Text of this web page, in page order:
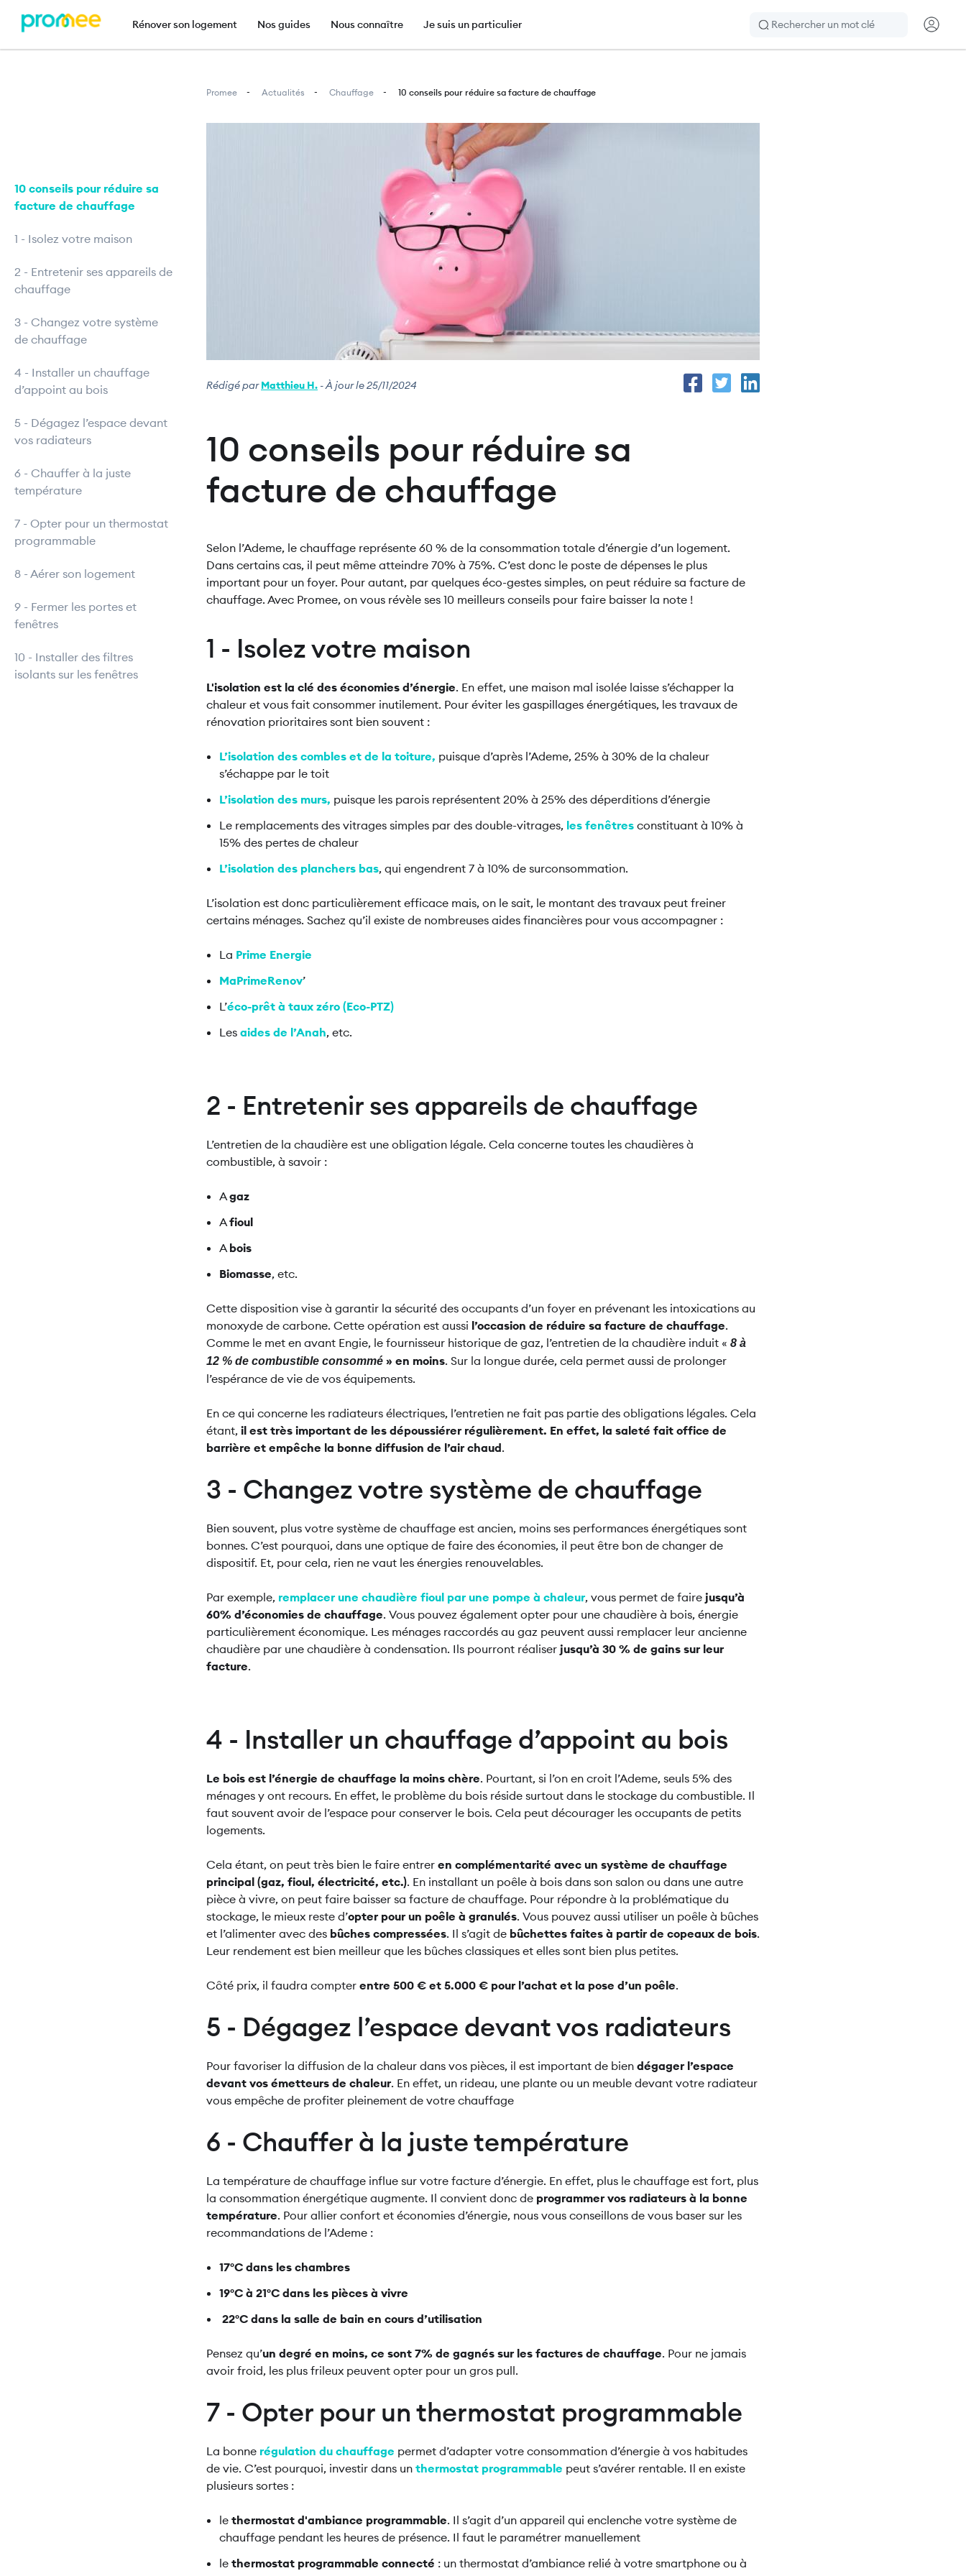
au
principal
Navigation principale
Rénover son logement Nos guides Nous connaître Je suis un particulier Rechercher
CTA
10 conseils pour réduire sa
facture de chauffage
1 - Isolez votre maison
2 - Entretenir ses appareils de
chauffage
3 - Changez votre système
de chauffage
4 - Installer un chauffage
d’appoint au bois
5 - Dégagez l’espace devant
vos radiateurs
6 - Chauffer à la juste
température
7 - Opter pour un thermostat
programmable
8 - Aérer son logement
9 - Fermer les portes et
fenêtres
10 - Installer des filtres
isolants sur les fenêtres
Promee Actualités Chauffage 10 conseils pour réduire sa facture de chauffage
Rédigé parMatthieu H. - À jour le 25/11/2024
10 conseils pour réduire sa
facture de chauffage
Selon l’Ademe, le chauffage représente 60 % de la consommation totale d’énergie d’un logement.
Dans certains cas, il peut même atteindre 70% à 75%. C’est donc le poste de dépenses le plus
important pour un foyer. Pour autant, par quelques éco-gestes simples, on peut réduire sa facture de
chauffage. Avec Promee, on vous révèle ses 10 meilleurs conseils pour faire baisser la note !
1 - Isolez votre maison
L'isolation est la clé des économies d’énergie. En effet, une maison mal isolée laisse s’échapper la
chaleur et vous fait consommer inutilement. Pour éviter les gaspillages énergétiques, les travaux de
rénovation prioritaires sont bien souvent :
L’isolation des combles et de la toiture, puisque d’après l’Ademe, 25% à 30% de la chaleur
s’échappe par le toit
L’isolation des murs, puisque les parois représentent 20% à 25% des déperditions d’énergie
Le remplacements des vitrages simples par des double-vitrages, les fenêtres constituant à 10% à
15% des pertes de chaleur
L’isolation des planchers bas, qui engendrent 7 à 10% de surconsommation.
L’isolation est donc particulièrement efficace mais, on le sait, le montant des travaux peut freiner
certains ménages. Sachez qu’il existe de nombreuses aides financières pour vous accompagner :
La Prime Energie
MaPrimeRenov’
L’éco-prêt à taux zéro (Eco-PTZ)
Les aides de l’Anah, etc.
2 - Entretenir ses appareils de chauffage
L’entretien de la chaudière est une obligation légale. Cela concerne toutes les chaudières à
combustible, à savoir :
Agaz
Afioul
Abois
Biomasse, etc.
Cette disposition vise à garantir la sécurité des occupants d’un foyer en prévenant les intoxications au
monoxyde de carbone. Cette opération est aussi l’occasion de réduire sa facture de chauffage.
Comme le met en avant Engie, le fournisseur historique de gaz, l’entretien de la chaudière induit « 8 à
12 % de combustible consommé » en moins. Sur la longue durée, cela permet aussi de prolonger
l’espérance de vie de vos équipements.
En ce qui concerne les radiateurs électriques, l’entretien ne fait pas partie des obligations légales. Cela
étant, il est très important de les dépoussiérer régulièrement. En effet, la saleté fait office de
barrière et empêche la bonne diffusion de l’air chaud.
3 - Changez votre système de chauffage
Bien souvent, plus votre système de chauffage est ancien, moins ses performances énergétiques sont
bonnes. C’est pourquoi, dans une optique de faire des économies, il peut être bon de changer de
dispositif. Et, pour cela, rien ne vaut les énergies renouvelables.
Par exemple, remplacer une chaudière fioul par une pompe à chaleur, vous permet de faire jusqu’à
60% d’économies de chauffage. Vous pouvez également opter pour une chaudière à bois, énergie
particulièrement économique. Les ménages raccordés au gaz peuvent aussi remplacer leur ancienne
chaudière par une chaudière à condensation. Ils pourront réaliser jusqu’à 30 % de gains sur leur
facture.
4 - Installer un chauffage d’appoint au bois
Le bois est l’énergie de chauffage la moins chère. Pourtant, si l’on en croit l’Ademe, seuls 5% des
ménages y ont recours. En effet, le problème du bois réside surtout dans le stockage du combustible. Il
faut souvent avoir de l’espace pour conserver le bois. Cela peut décourager les occupants de petits
logements.
Cela étant, on peut très bien le faire entrer en complémentarité avec un système de chauffage
principal (gaz, fioul, électricité, etc.). En installant un poêle à bois dans son salon ou dans une autre
pièce à vivre, on peut faire baisser sa facture de chauffage. Pour répondre à la problématique du
stockage, le mieux reste d’opter pour un poêle à granulés. Vous pouvez aussi utiliser un poêle à bûches
et l’alimenter avec des bûches compressées. Il s’agit de bûchettes faites à partir de copeaux de bois.
Leur rendement est bien meilleur que les bûches classiques et elles sont bien plus petites.
Côté prix, il faudra compter entre 500 € et 5.000 € pour l’achat et la pose d’un poêle.
5 - Dégagez l’espace devant vos radiateurs
Pour favoriser la diffusion de la chaleur dans vos pièces, il est important de bien dégager l’espace
devant vos émetteurs de chaleur. En effet, un rideau, une plante ou un meuble devant votre radiateur
vous empêche de profiter pleinement de votre chauffage
6 - Chauffer à la juste température
La température de chauffage influe sur votre facture d’énergie. En effet, plus le chauffage est fort, plus
la consommation énergétique augmente. Il convient donc de programmer vos radiateurs à la bonne
température. Pour allier confort et économies d’énergie, nous vous conseillons de vous baser sur les
recommandations de l’Ademe :
17°C dans les chambres
19°C à 21°C dans les pièces à vivre
22°C dans la salle de bain en cours d’utilisation
Pensez qu’un degré en moins, ce sont 7% de gagnés sur les factures de chauffage. Pour ne jamais
avoir froid, les plus frileux peuvent opter pour un gros pull.
7 - Opter pour un thermostat programmable
La bonne régulation du chauffage permet d’adapter votre consommation d’énergie à vos habitudes
de vie. C’est pourquoi, investir dans un thermostat programmable peut s’avérer rentable. Il en existe
plusieurs sortes :
le thermostat d'ambiance programmable. Il s’agit d’un appareil qui enclenche votre système de
chauffage pendant les heures de présence. Il faut le paramétrer manuellement
le thermostat programmable connecté : un thermostat d’ambiance relié à votre smartphone ou à